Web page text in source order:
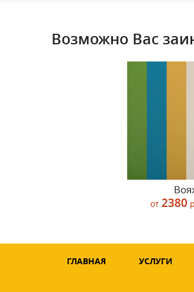
Возможно Вас
от 2380
ГЛАВНАЯ УСЛУГИ